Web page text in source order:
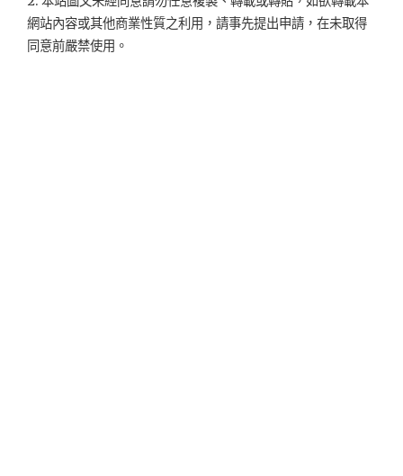
網站內容或其他商業性質之利用，請事先提出申請，在未取得
同意前嚴禁使用。